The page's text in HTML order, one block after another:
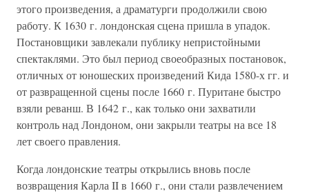
этого произведения, а драматурги продолжили свою
работу. К 1630 г. лондонская сцена пришла в упадок.
Постановщики завлекали публику непристойными
спектаклями. Это был период своеобразных постановок,
отличных от юношеских произведений Кида 1580-х гг. и
от развращенной сцены после 1660 г. Пуритане быстро
взяли реванш. В 1642 г., как только они захватили
контроль над Лондоном, они закрыли театры на все 18
лет своего правления.
Когда лондонские театры открылись вновь после
возвращения Карла II в 1660 г., они стали развлечением